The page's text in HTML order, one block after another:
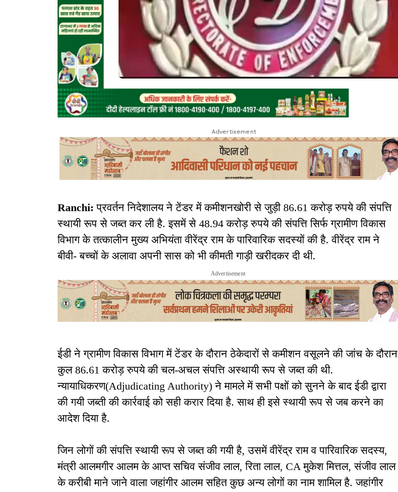
Advertisement
Ranchi: प्रवर्तन निदेशालय ने टेंडर में कमीशनखोरी से जुड़ी 86.61 करोड़ रुपये की संपत्ति
स्थायी रूप से जब्त कर ली है. इसमें से 48.94 करोड़ रुपये की संपत्ति सिर्फ ग्रामीण विकास
विभाग के तत्कालीन मुख्य अभियंता वीरेंद्र राम के पारिवारिक सदस्यों की है. वीरेंद्र राम ने
बीवी- बच्चों के अलावा अपनी सास को भी कीमती गाड़ी खरीदकर दी थी.
Advertisement
ईडी ने ग्रामीण विकास विभाग में टेंडर के दौरान ठेकेदारों से कमीशन वसूलने की जांच के दौरान
कुल 86.61 करोड़ रुपये की चल-अचल संपत्ति अस्थायी रूप से जब्त की थी.
न्यायाधिकरण(Adjudicating Authority) ने मामले में सभी पक्षों को सुनने के बाद ईडी द्वारा
की गयी जब्ती की कार्रवाई को सही करार दिया है. साथ ही इसे स्थायी रूप से जब करने का
आदेश दिया है.
जिन लोगों की संपत्ति स्थायी रूप से जब्त की गयी है, उसमें वीरेंद्र राम व पारिवारिक सदस्य,
मंत्री आलमगीर आलम के आप्त सचिव संजीव लाल, रिता लाल, CA मुकेश मित्तल, संजीव लाल
के करीबी माने जाने वाला जहांगीर आलम सहित कुछ अन्य लोगों का नाम शामिल है. जहांगीर